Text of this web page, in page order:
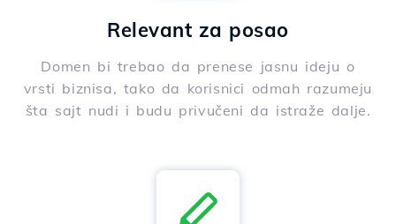
Relevant za posao
Domen bi trebao da prenese jasnu ideju o
vrsti biznisa, tako da korisnici odmah razumeju
šta sajt nudi i budu privučeni da istraže dalje.